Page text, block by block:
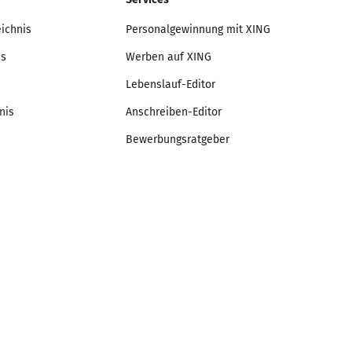
Personalgewinnung mit XING
Werben auf XING
Lebenslauf-Editor
Anschreiben-Editor
Bewerbungsratgeber